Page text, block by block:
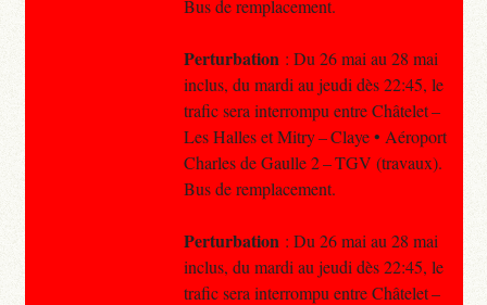
Bus de remplacement.
Perturbation : Du 26 mai au 28 mai
inclus, du mardi au jeudi dès 22:45, le
trafic sera interrompu entre Châtelet –
Les Halles et Mitry – Claye • Aéroport
Charles de Gaulle 2 – TGV (travaux).
Bus de remplacement.
Perturbation : Du 26 mai au 28 mai
inclus, du mardi au jeudi dès 22:45, le
trafic sera interrompu entre Châtelet –